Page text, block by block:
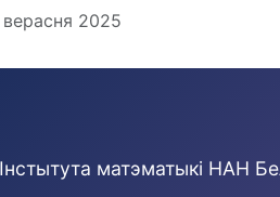
верасня 2025
матэматыкі НАН